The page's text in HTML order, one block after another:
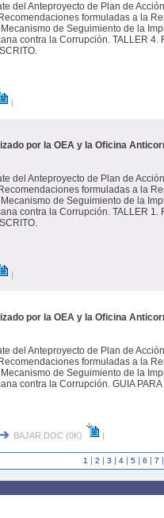
del Anteproyecto de Plan de
formuladas a la
de Seguimiento de la
contra la Corrupción. TALLER 4.
|
por la OEA y la Oficina
del Anteproyecto de Plan de
formuladas a la
de Seguimiento de la
contra la Corrupción. TALLER 1.
|
por la OEA y la Oficina
del Anteproyecto de Plan de
formuladas a la
de Seguimiento de la
contra la Corrupción. GUIA PARA
BAJAR DOC (0K) |
1 | 2 | 3 | 4 | 5 | 6 | 7